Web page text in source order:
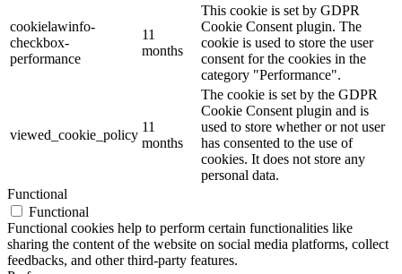
cookielawinfo-
checkbox-
performance
11
months
This cookie is set by GDPR
Cookie Consent plugin. The
cookie is used to store the user
consent for the cookies in the
category "Performance".
viewed_cookie_policy
11
months
The cookie is set by the GDPR
Cookie Consent plugin and is
used to store whether or not user
has consented to the use of
cookies. It does not store any
personal data.
Functional
Functional
Functional cookies help to perform certain functionalities like
sharing the content of the website on social media platforms, collect
feedbacks, and other third-party features.